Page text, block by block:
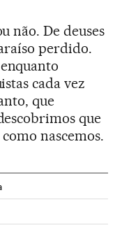
não. De deuses
perdido.
cada vez
que
que
nascemos.